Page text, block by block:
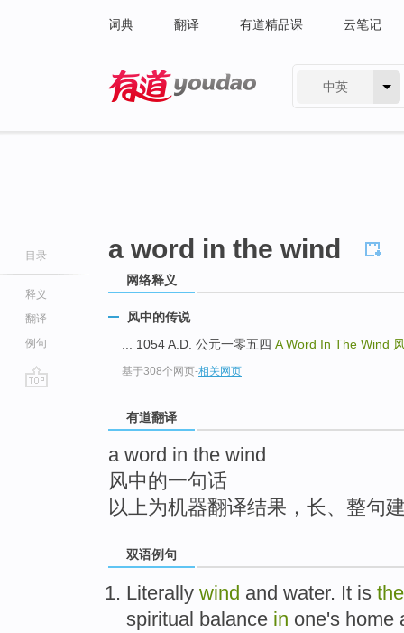
词典 翻译 有道精品课 云笔记
中英
目录
释义
翻译
例句
a word in the wind
网络释义
风中的传说
... 1054 A.D. 公元一零五四 A Word In The Wind
基于308个网页-相关网页
有道翻译
a word in the wind
风中的一句话
以上为机器翻译结果，长、整句
双语例句
Literally wind and water. It is the
spiritual balance in one's home